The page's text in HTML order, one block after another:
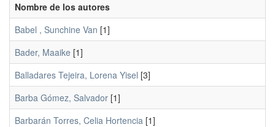
Nombre de los autores
Babel , Sunchine Van [1]
Bader, Maaike [1]
Balladares Tejeira, Lorena Yisel [3]
Barba Gómez, Salvador [1]
Barbarán Torres, Celia Hortencia [1]